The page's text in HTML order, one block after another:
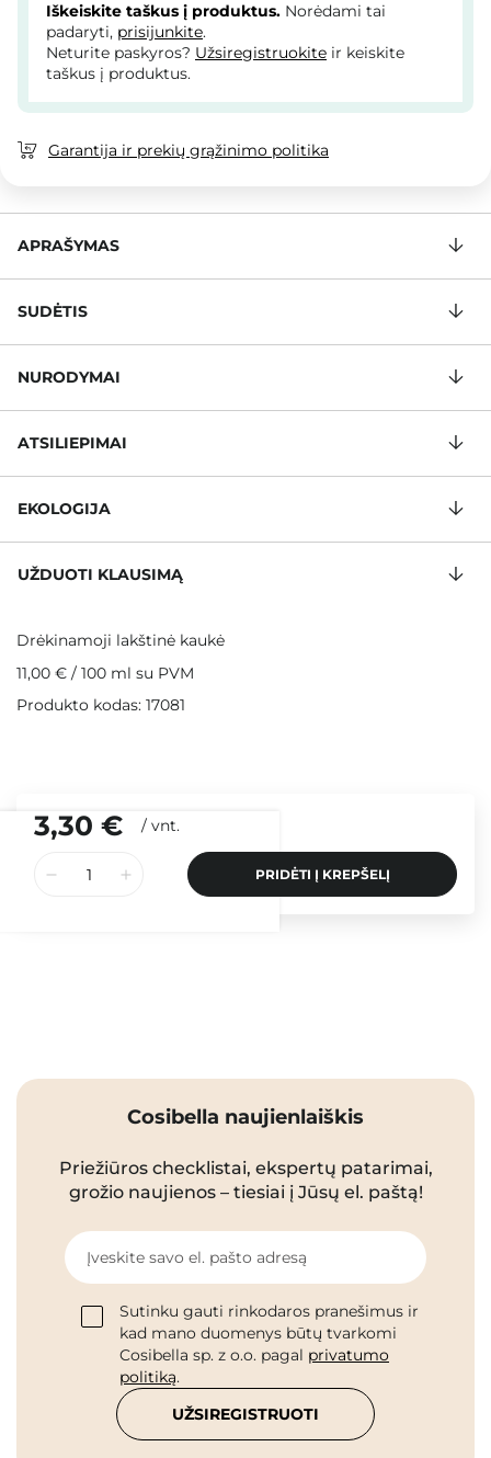
3,30 € / vnt.
PRIDĖTI Į KREPŠELĮ
Iškeiskite taškus į produktus. Norėdami tai
padaryti, prisijunkite.
Neturite paskyros? Užsiregistruokite ir keiskite
taškus į produktus.
Garantija ir prekių grąžinimo politika
APRAŠYMAS
SUDĖTIS
NURODYMAI
ATSILIEPIMAI
EKOLOGIJA
UŽDUOTI KLAUSIMĄ
Drėkinamoji lakštinė kaukė
11,00 € / 100 ml su PVM
Produkto kodas: 17081
Cosibella naujienlaiškis
Priežiūros checklistai, ekspertų patarimai,
grožio naujienos – tiesiai į Jūsų el. paštą!
Įveskite savo el. pašto adresą
Sutinku gauti rinkodaros pranešimus ir
kad mano duomenys būtų tvarkomi
Cosibella sp. z o.o. pagal privatumo
politiką.
UŽSIREGISTRUOTI